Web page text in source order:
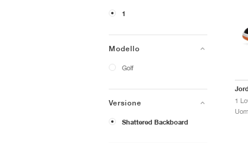
1
Modello
Golf
Versione
Shattered Backboard
1